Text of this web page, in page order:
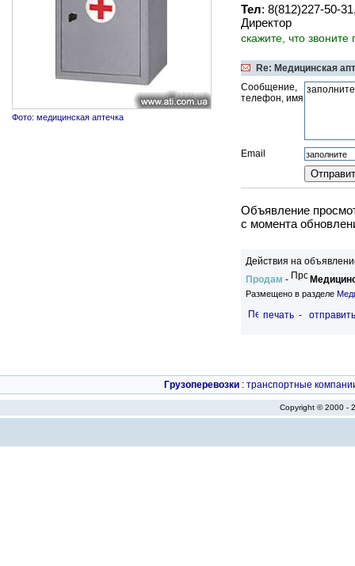
Фото: медицинская аптечка
Тел: 8(812)227-50-
Директор
скажите, что
Re: Медицинская
Сообщение,
телефон, имя
Email
Объявление
c момента
Действия на
Продам -
Размещено в разделе
печать -
Грузоперевозки : транспортные
Copyright © 2000 -